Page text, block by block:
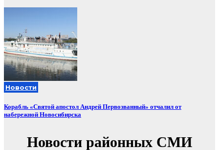
Новости
Корабль «Святой апостол Андрей Первозванный» отчалил от
набережной Новосибирска